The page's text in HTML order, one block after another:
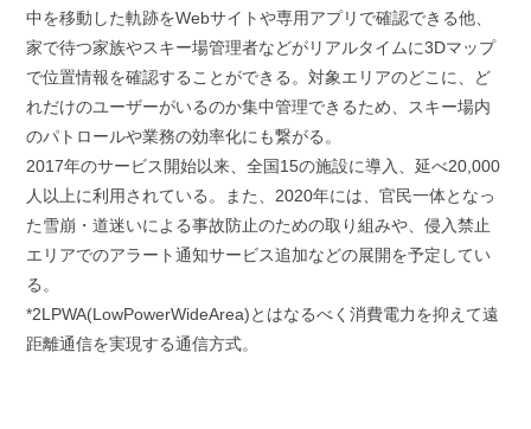
中を移動した軌跡をWebサイトや専用アプリで確認できる他、
家で待つ家族やスキー場管理者などがリアルタイムに3Dマップ
で位置情報を確認することができる。対象エリアのどこに、ど
れだけのユーザーがいるのか集中管理できるため、スキー場内
のパトロールや業務の効率化にも繋がる。
2017年のサービス開始以来、全国15の施設に導入、延べ20,000
人以上に利用されている。また、2020年には、官民一体となっ
た雪崩・道迷いによる事故防止のための取り組みや、侵入禁止
エリアでのアラート通知サービス追加などの展開を予定してい
る。
*2LPWA(LowPowerWideArea)とはなるべく消費電力を抑えて遠
距離通信を実現する通信方式。